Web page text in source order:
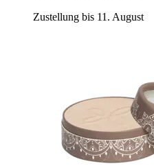
Zustellung bis 11. August